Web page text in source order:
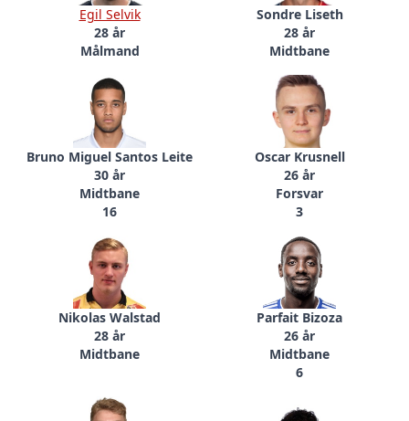
Egil Selvik
28 år
Målmand
Sondre Liseth
28 år
Midtbane
Bruno Miguel Santos Leite
30 år
Midtbane
16
Oscar Krusnell
26 år
Forsvar
3
Nikolas Walstad
28 år
Midtbane
Parfait Bizoza
26 år
Midtbane
6